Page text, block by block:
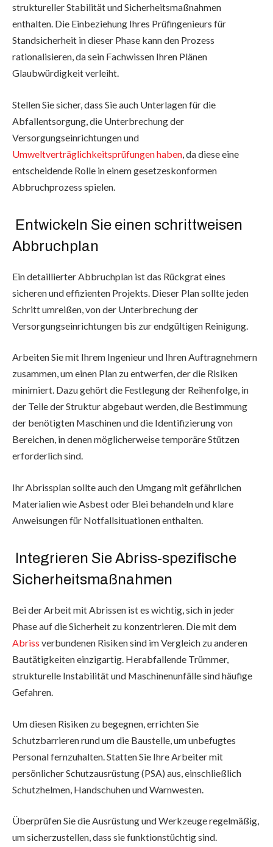
struktureller Stabilität und Sicherheitsmaßnahmen
enthalten. Die Einbeziehung Ihres Prüfingenieurs für
Standsicherheit in dieser Phase kann den Prozess
rationalisieren, da sein Fachwissen Ihren Plänen
Glaubwürdigkeit verleiht.
Stellen Sie sicher, dass Sie auch Unterlagen für die
Abfallentsorgung, die Unterbrechung der
Versorgungseinrichtungen und
Umweltverträglichkeitsprüfungen haben , da diese eine
entscheidende Rolle in einem gesetzeskonformen
Abbruchprozess spielen.
Entwickeln Sie einen schrittweisen
Abbruchplan
Ein detaillierter Abbruchplan ist das Rückgrat eines
sicheren und effizienten Projekts. Dieser Plan sollte jeden
Schritt umreißen, von der Unterbrechung der
Versorgungseinrichtungen bis zur endgültigen Reinigung.
Arbeiten Sie mit Ihrem Ingenieur und Ihren Auftragnehmern
zusammen, um einen Plan zu entwerfen, der die Risiken
minimiert. Dazu gehört die Festlegung der Reihenfolge, in
der Teile der Struktur abgebaut werden, die Bestimmung
der benötigten Maschinen und die Identifizierung von
Bereichen, in denen möglicherweise temporäre Stützen
erforderlich sind.
Ihr Abrissplan sollte auch den Umgang mit gefährlichen
Materialien wie Asbest oder Blei behandeln und klare
Anweisungen für Notfallsituationen enthalten.
Integrieren Sie Abriss-spezifische
Sicherheitsmaßnahmen
Bei der Arbeit mit Abrissen ist es wichtig, sich in jeder
Phase auf die Sicherheit zu konzentrieren. Die mit dem
Abriss verbundenen Risiken sind im Vergleich zu anderen
Bautätigkeiten einzigartig. Herabfallende Trümmer,
strukturelle Instabilität und Maschinenunfälle sind häufige
Gefahren.
Um diesen Risiken zu begegnen, errichten Sie
Schutzbarrieren rund um die Baustelle, um unbefugtes
Personal fernzuhalten. Statten Sie Ihre Arbeiter mit
persönlicher Schutzausrüstung (PSA) aus, einschließlich
Schutzhelmen, Handschuhen und Warnwesten.
Überprüfen Sie die Ausrüstung und Werkzeuge regelmäßig,
um sicherzustellen, dass sie funktionstüchtig sind.